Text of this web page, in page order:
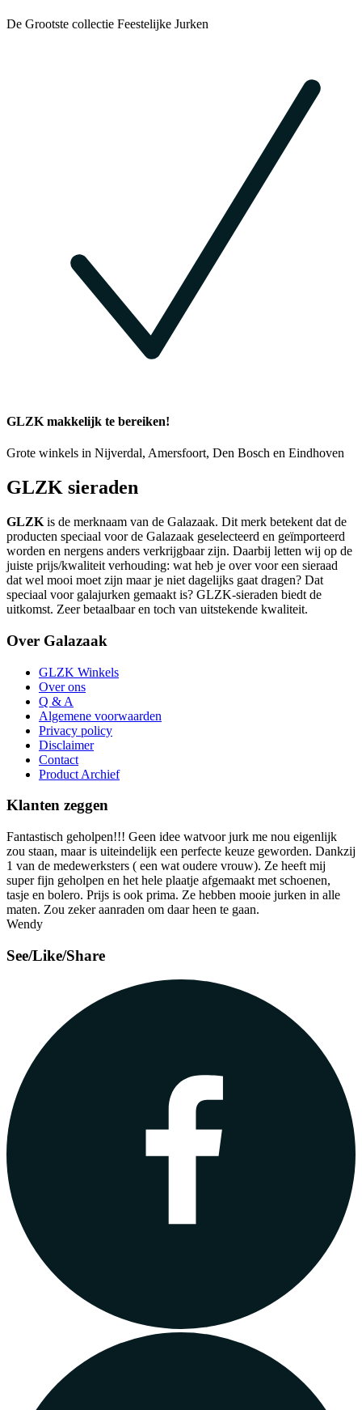
De Grootste collectie Feestelijke Jurken
GLZK makkelijk te bereiken!
Grote winkels in Nijverdal, Amersfoort, Den Bosch en Eindhoven
GLZK sieraden
GLZK is de merknaam van de Galazaak. Dit merk betekent dat de
producten speciaal voor de Galazaak geselecteerd en geïmporteerd
worden en nergens anders verkrijgbaar zijn. Daarbij letten wij op de
juiste prijs/kwaliteit verhouding: wat heb je over voor een sieraad
dat wel mooi moet zijn maar je niet dagelijks gaat dragen? Dat
speciaal voor galajurken gemaakt is? GLZK-sieraden biedt de
uitkomst. Zeer betaalbaar en toch van uitstekende kwaliteit.
Over Galazaak
GLZK Winkels
Over ons
Q & A
Algemene voorwaarden
Privacy policy
Disclaimer
Contact
Product Archief
Klanten zeggen
Fantastisch geholpen!!! Geen idee watvoor jurk me nou eigenlijk
zou staan, maar is uiteindelijk een perfecte keuze geworden. Dankzij
1 van de medewerksters ( een wat oudere vrouw). Ze heeft mij
super fijn geholpen en het hele plaatje afgemaakt met schoenen,
tasje en bolero. Prijs is ook prima. Ze hebben mooie jurken in alle
maten. Zou zeker aanraden om daar heen te gaan.
Wendy
See/Like/Share